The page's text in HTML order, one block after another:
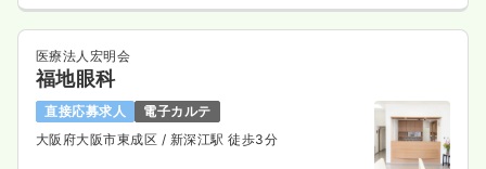
医療法人宏明会
福地眼科
直接応募求人
電子カルテ
大阪府大阪市東成区 / 新深江駅 徒歩3分